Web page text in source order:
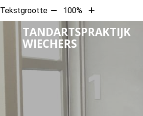
Tekstgrootte Tekst
verkleinen
met
10%
100%
Tekst
vergroten
met
TANDARTSPRAKTIJK
WIECHERS